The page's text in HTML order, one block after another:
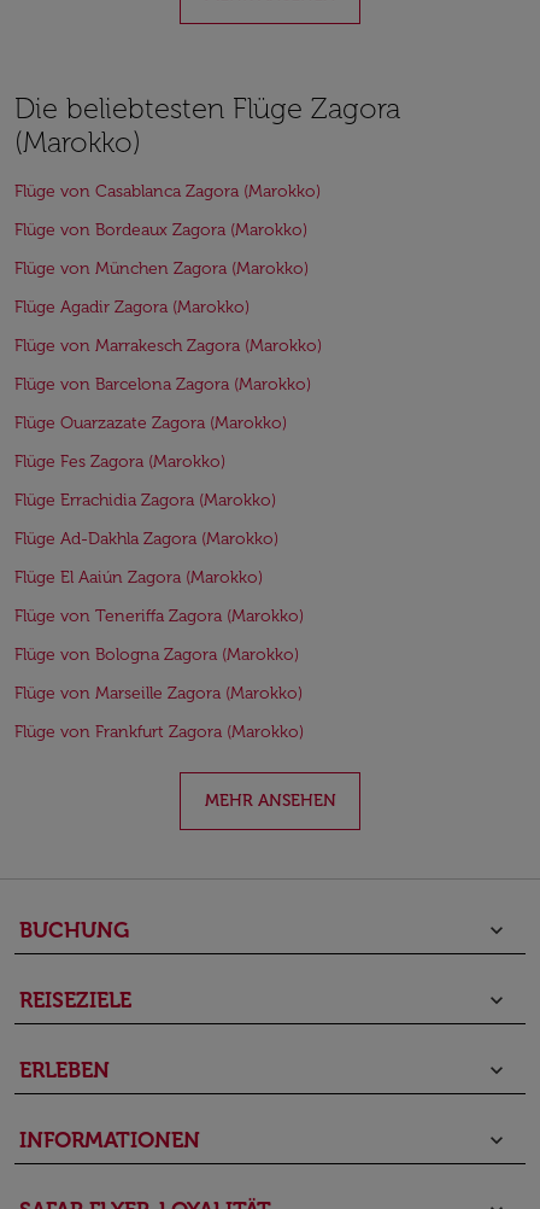
Die beliebtesten Flüge Zagora
(Marokko)
Flüge von Casablanca Zagora (Marokko)
Flüge von Bordeaux Zagora (Marokko)
Flüge von München Zagora (Marokko)
Flüge Agadir Zagora (Marokko)
Flüge von Marrakesch Zagora (Marokko)
Flüge von Barcelona Zagora (Marokko)
Flüge Ouarzazate Zagora (Marokko)
Flüge Fes Zagora (Marokko)
Flüge Errachidia Zagora (Marokko)
Flüge Ad-Dakhla Zagora (Marokko)
Flüge El Aaiún Zagora (Marokko)
Flüge von Teneriffa Zagora (Marokko)
Flüge von Bologna Zagora (Marokko)
Flüge von Marseille Zagora (Marokko)
Flüge von Frankfurt Zagora (Marokko)
MEHR ANSEHEN
BUCHUNG keyboard_arrow_down
REISEZIELE keyboard_arrow_down
ERLEBEN keyboard_arrow_down
INFORMATIONEN keyboard_arrow_down